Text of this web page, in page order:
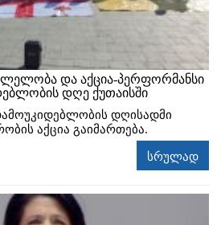
და აქცია-პერფორმანსი
დღე ქუთაისში
დღისადმი
აქცია გაიმართება.
სრულად